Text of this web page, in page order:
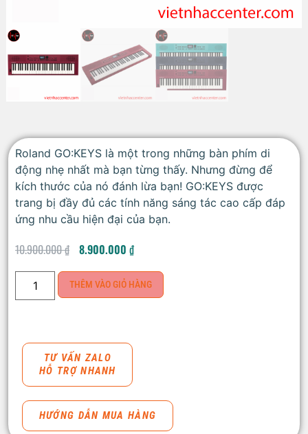
Roland GO:KEYS là một trong những bàn phím di
động nhẹ nhất mà bạn từng thấy. Nhưng đừng để
kích thước của nó đánh lừa bạn! GO:KEYS được
trang bị đầy đủ các tính năng sáng tác cao cấp đáp
ứng nhu cầu hiện đại của bạn.
10.900.000₫ 8.900.000 ₫
THÊM VÀO GIỎ HÀNG
TƯ VẤN ZALO
HỖ TRỢ NHANH
HƯỚNG DẪN MUA HÀNG